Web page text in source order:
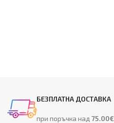
БЕЗПЛАТНА ДОСТАВКА
при поръчка над75.00€